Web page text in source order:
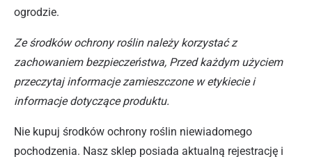
ogrodzie.
Ze środków ochrony roślin należy korzystać z
zachowaniem bezpieczeństwa, Przed każdym użyciem
przeczytaj informacje zamieszczone w etykiecie i
informacje dotyczące produktu.
Nie kupuj środków ochrony roślin niewiadomego
pochodzenia. Nasz sklep posiada aktualną rejestrację i